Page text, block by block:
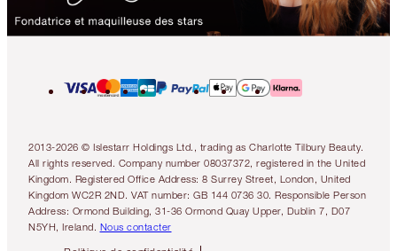
2013-2026 © Islestarr Holdings Ltd., trading as Charlotte Tilbury Beauty.
All rights reserved. Company number 08037372, registered in the United
Kingdom. Registered Office Address: 8 Surrey Street, London, United
Kingdom WC2R 2ND. VAT number: GB 144 0736 30. Responsible Person
Address: Ormond Building, 31-36 Ormond Quay Upper, Dublin 7, D07
N5YH, Ireland. Nous contacter